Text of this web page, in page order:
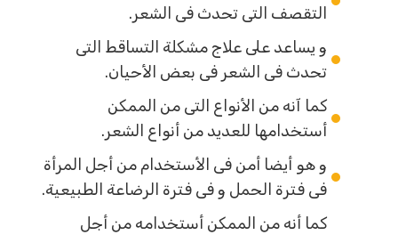
التقصف التى تحدث فى الشعر.
و يساعد على علاج مشكلة التساقط التى
تحدث فى الشعر فى بعض الأحيان.
كما آنه من الأنواع التى من الممكن
أستخدامها للعديد من أنواع الشعر.
و هو أيضا أمن فى الأستخدام من أجل المرأة
فى فترة الحمل و فى فترة الرضاعة الطبيعية.
كما أنه من الممكن أستخدامه من أجل